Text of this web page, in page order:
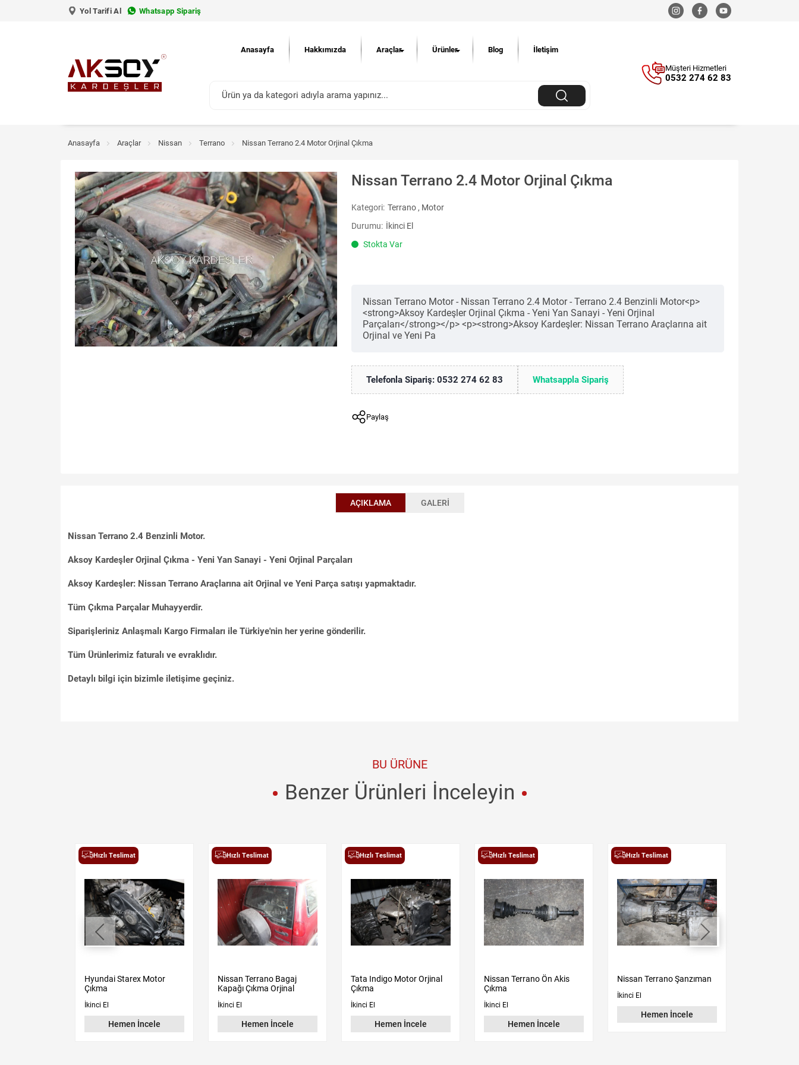
Yol Tarifi Al Whatsapp Sipariş
Anasayfa Hakkımızda Araçlar Ürünler Blog İletişim
Müşteri Hizmetleri
0532 274 62 83
Anasayfa Araçlar Nissan Terrano Nissan Terrano 2.4 Motor Orjinal Çıkma
Nissan Terrano 2.4 Motor Orjinal Çıkma
Kategori: Terrano , Motor
Durumu: İkinci El
Stokta Var
Nissan Terrano Motor - Nissan Terrano 2.4 Motor - Terrano 2.4 Benzinli Motor<p>
<strong>Aksoy Kardeşler Orjinal Çıkma - Yeni Yan Sanayi - Yeni Orjinal
Parçaları</strong></p> <p><strong>Aksoy Kardeşler: Nissan Terrano Araçlarına ait
Orjinal ve Yeni Pa
Telefonla Sipariş: 0532 274 62 83 Whatsappla Sipariş
Paylaş
AÇIKLAMA GALERI
Nissan Terrano 2.4 Benzinli Motor.
Aksoy Kardeşler Orjinal Çıkma - Yeni Yan Sanayi - Yeni Orjinal Parçaları
Aksoy Kardeşler: Nissan Terrano Araçlarına ait Orjinal ve Yeni Parça satışı yapmaktadır.
Tüm Çıkma Parçalar Muhayyerdir.
Siparişleriniz Anlaşmalı Kargo Firmaları ile Türkiye'nin her yerine gönderilir.
Tüm Ürünlerimiz faturalı ve evraklıdır.
Detaylı bilgi için bizimle iletişime geçiniz.
BU ÜRÜNE
Benzer Ürünleri İnceleyin
Hızlı Teslimat
Hyundai Starex Motor
Çıkma
İkinci El
Hemen İncele
Hızlı Teslimat
Nissan Terrano Bagaj
Kapağı Çıkma Orjinal
İkinci El
Hemen İncele
Hızlı Teslimat
Tata Indigo Motor Orjinal
Çıkma
İkinci El
Hemen İncele
Hızlı Teslimat
Nissan Terrano Ön Akis
Çıkma
İkinci El
Hemen İncele
Hızlı Teslimat
Nissan Terrano Şanzıman
İkinci El
Hemen İncele